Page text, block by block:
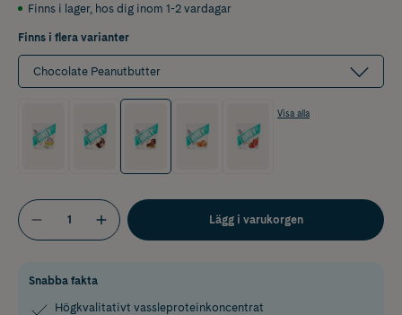
Finns i lager, hos dig inom 1-2 vardagar
Finns i flera varianter
Chocolate Peanutbutter
Visa alla
Lägg i varukorgen
Snabba fakta
Högkvalitativt vassleproteinkoncentrat